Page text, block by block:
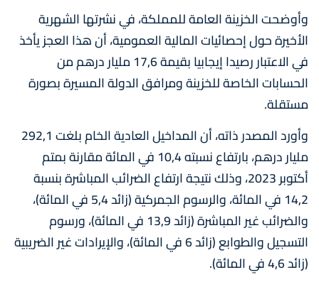
وأوضحت الخزينة العامة للمملكة، في نشرتها الشهرية
الأخيرة حول إحصائيات المالية العمومية، أن هذا العجز يأخذ
في الاعتبار رصيدا إيجابيا بقيمة 17,6 مليار درهم من
الحسابات الخاصة للخزينة ومرافق الدولة المسيرة بصورة
مستقلة.
وأورد المصدر ذاته، أن المداخيل العادية الخام بلغت 292,1
مليار درهم، بارتفاع نسبته 10,4 في المائة مقارنة بمتم
أكتوبر 2023، وذلك نتيجة ارتفاع الضرائب المباشرة بنسبة
14,2 في المائة، والرسوم الجمركية (زائد 5,4 في المائة)،
والضرائب غير المباشرة (زائد 13,9 في المائة)، ورسوم
التسجيل والطوابع (زائد 6 في المائة)، والإيرادات غير الضريبية
(زائد 4,6 في المائة).